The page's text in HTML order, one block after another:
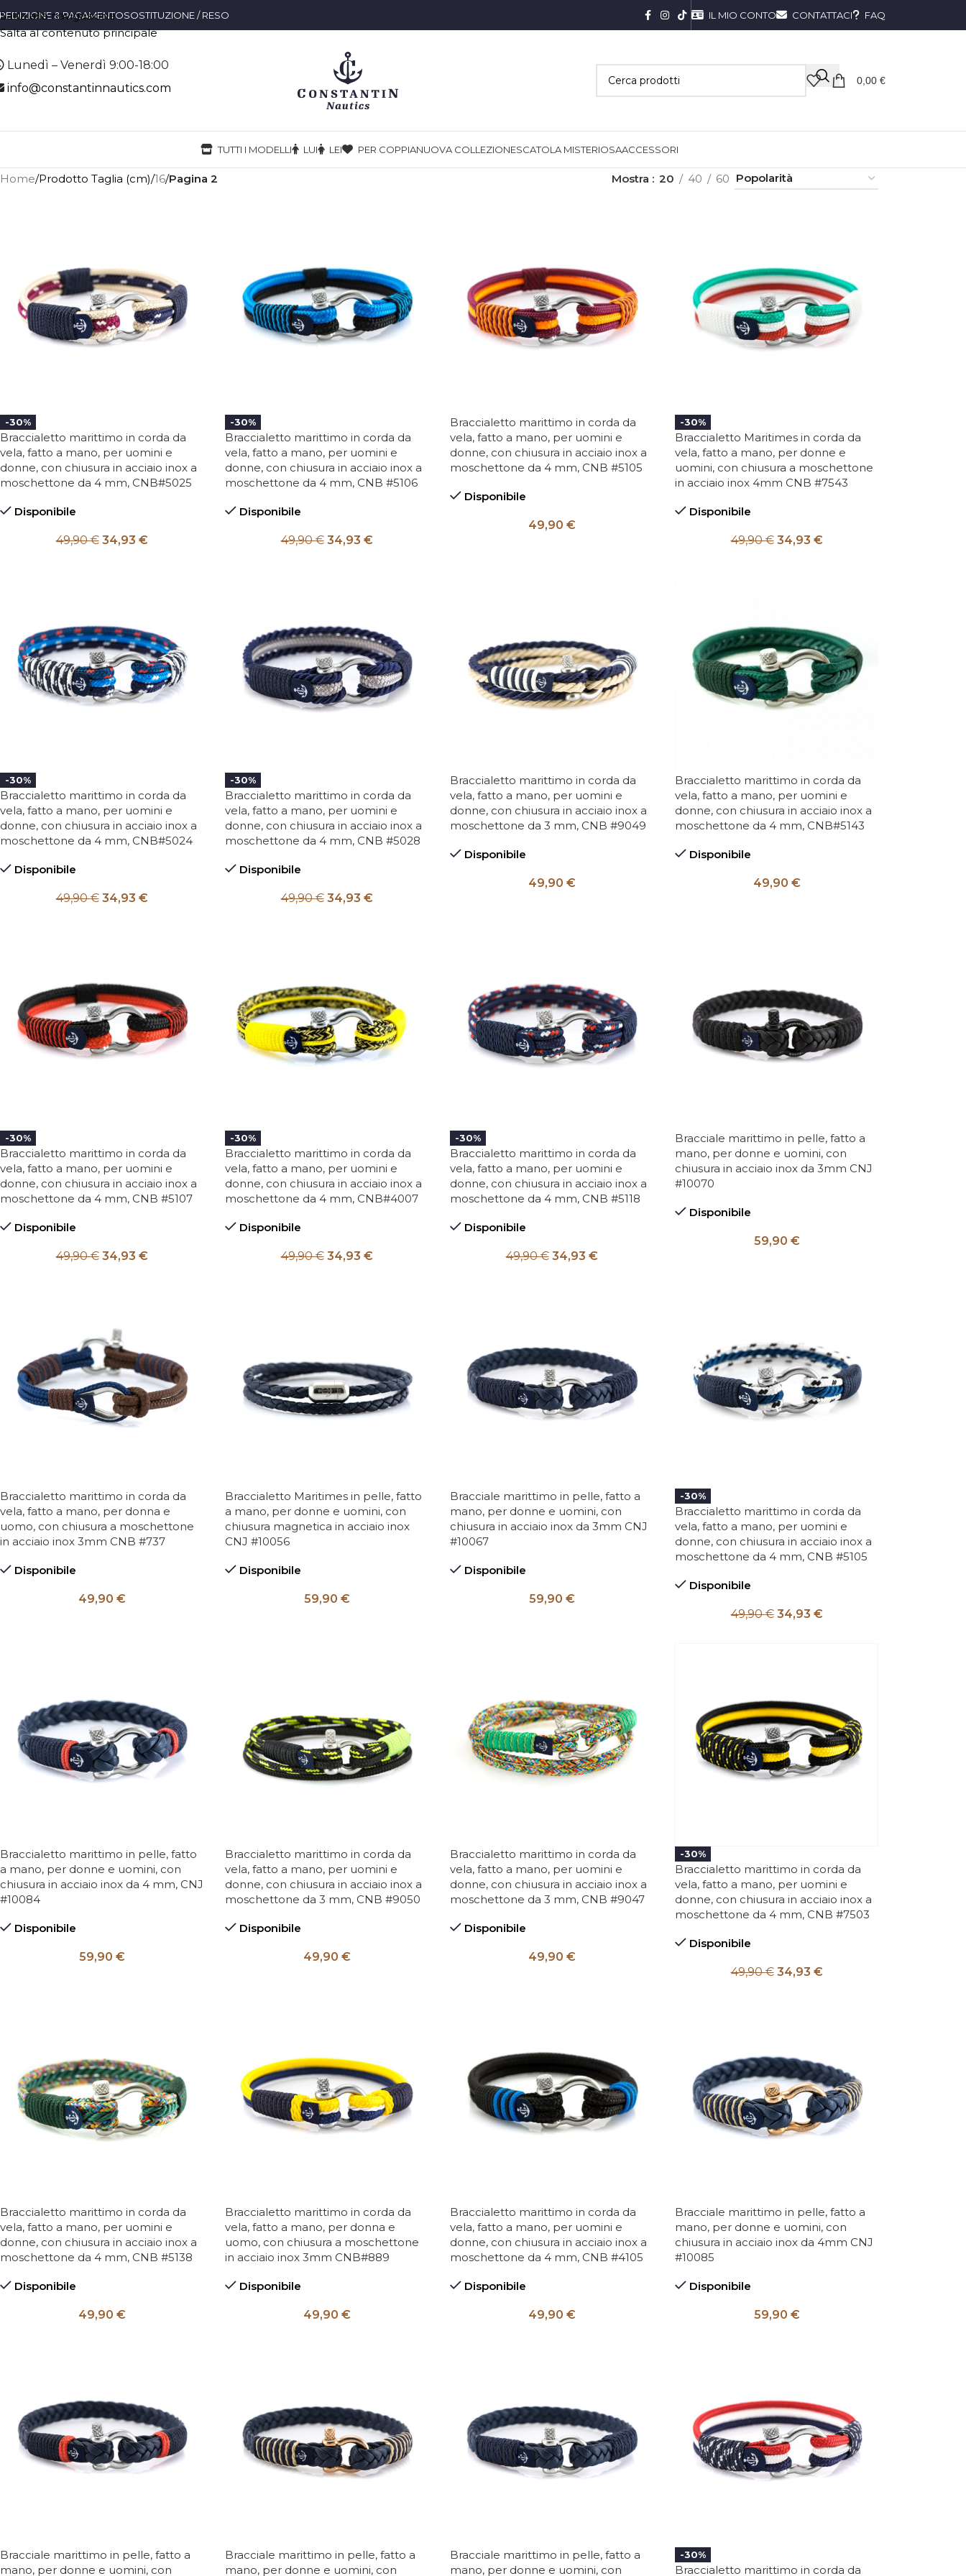
Salta alla navigazione
Salta al contenuto principale
& PAGAMENTOSOSTITUZIONE / RESO IL MIO CONTO CONTATTACI FAQ
Lunedì – Venerdì 9:00-18:00
info@constantinnautics.com
0,00 €
TUTTI I MODELLI LUI LEI PER COPPIANUOVA COLLEZIONESCATOLA MISTERIOSAACCESSORI
Home/Prodotto Taglia (cm)/16/Pagina 2 Mostra 20 40 60
-30%
Braccialetto marittimo in corda da
vela, fatto a mano, per uomini e
donne, con chiusura in acciaio inox a
moschettone da 4 mm, CNB#5025
Disponibile
49,90€ 34,93 €
-30%
Braccialetto marittimo in corda da
vela, fatto a mano, per uomini e
donne, con chiusura in acciaio inox a
moschettone da 4 mm, CNB #5106
Disponibile
49,90€ 34,93 €
Braccialetto marittimo in corda da
vela, fatto a mano, per uomini e
donne, con chiusura in acciaio inox a
moschettone da 4 mm, CNB #5105
Disponibile
49,90 €
-30%
Braccialetto Maritimes in corda da
vela, fatto a mano, per donne e
uomini, con chiusura a moschettone
in acciaio inox 4mm CNB #7543
Disponibile
49,90€ 34,93 €
-30%
Braccialetto marittimo in corda da
vela, fatto a mano, per uomini e
donne, con chiusura in acciaio inox a
moschettone da 4 mm, CNB#5024
Disponibile
49,90€ 34,93 €
-30%
Braccialetto marittimo in corda da
vela, fatto a mano, per uomini e
donne, con chiusura in acciaio inox a
moschettone da 4 mm, CNB #5028
Disponibile
49,90€ 34,93 €
Braccialetto marittimo in corda da
vela, fatto a mano, per uomini e
donne, con chiusura in acciaio inox a
moschettone da 3 mm, CNB #9049
Disponibile
49,90 €
Braccialetto marittimo in corda da
vela, fatto a mano, per uomini e
donne, con chiusura in acciaio inox a
moschettone da 4 mm, CNB#5143
Disponibile
49,90 €
-30%
Braccialetto marittimo in corda da
vela, fatto a mano, per uomini e
donne, con chiusura in acciaio inox a
moschettone da 4 mm, CNB #5107
Disponibile
49,90€ 34,93 €
-30%
Braccialetto marittimo in corda da
vela, fatto a mano, per uomini e
donne, con chiusura in acciaio inox a
moschettone da 4 mm, CNB#4007
Disponibile
49,90€ 34,93 €
-30%
Braccialetto marittimo in corda da
vela, fatto a mano, per uomini e
donne, con chiusura in acciaio inox a
moschettone da 4 mm, CNB #5118
Disponibile
49,90€ 34,93 €
Bracciale marittimo in pelle, fatto a
mano, per donne e uomini, con
chiusura in acciaio inox da 3mm CNJ
#10070
Disponibile
59,90 €
Braccialetto marittimo in corda da
vela, fatto a mano, per donna e
uomo, con chiusura a moschettone
in acciaio inox 3mm CNB #737
Disponibile
49,90 €
Braccialetto Maritimes in pelle, fatto
a mano, per donne e uomini, con
chiusura magnetica in acciaio inox
CNJ #10056
Disponibile
59,90 €
Bracciale marittimo in pelle, fatto a
mano, per donne e uomini, con
chiusura in acciaio inox da 3mm CNJ
#10067
Disponibile
59,90 €
-30%
Braccialetto marittimo in corda da
vela, fatto a mano, per uomini e
donne, con chiusura in acciaio inox a
moschettone da 4 mm, CNB #5105
Disponibile
49,90€ 34,93 €
Braccialetto marittimo in pelle, fatto
a mano, per donne e uomini, con
chiusura in acciaio inox da 4 mm, CNJ
#10084
Disponibile
59,90 €
Braccialetto marittimo in corda da
vela, fatto a mano, per uomini e
donne, con chiusura in acciaio inox a
moschettone da 3 mm, CNB #9050
Disponibile
49,90 €
Braccialetto marittimo in corda da
vela, fatto a mano, per uomini e
donne, con chiusura in acciaio inox a
moschettone da 3 mm, CNB #9047
Disponibile
49,90 €
-30%
Braccialetto marittimo in corda da
vela, fatto a mano, per uomini e
donne, con chiusura in acciaio inox a
moschettone da 4 mm, CNB #7503
Disponibile
49,90€ 34,93 €
Braccialetto marittimo in corda da
vela, fatto a mano, per uomini e
donne, con chiusura in acciaio inox a
moschettone da 4 mm, CNB #5138
Disponibile
49,90 €
Braccialetto marittimo in corda da
vela, fatto a mano, per donna e
uomo, con chiusura a moschettone
in acciaio inox 3mm CNB#889
Disponibile
49,90 €
Braccialetto marittimo in corda da
vela, fatto a mano, per uomini e
donne, con chiusura in acciaio inox a
moschettone da 4 mm, CNB #4105
Disponibile
49,90 €
Bracciale marittimo in pelle, fatto a
mano, per donne e uomini, con
chiusura in acciaio inox da 4mm CNJ
#10085
Disponibile
59,90 €
Bracciale marittimo in pelle, fatto a
mano, per donne e uomini, con
Bracciale marittimo in pelle, fatto a
mano, per donne e uomini, con
Bracciale marittimo in pelle, fatto a
mano, per donne e uomini, con
-30%
Braccialetto marittimo in corda da